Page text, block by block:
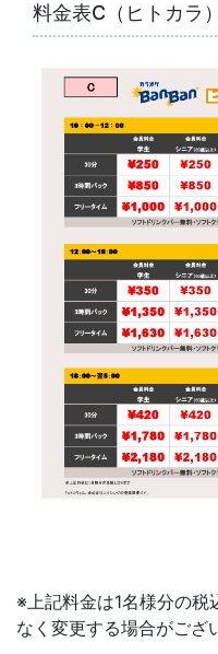
料金表C（ヒトカラ）
※上記料金は1名様分の
なく変更する場合がござ